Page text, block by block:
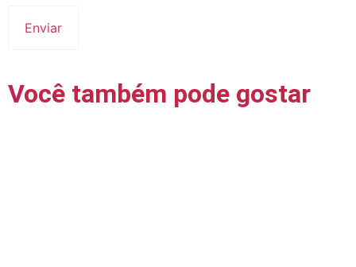
Você também pode gostar